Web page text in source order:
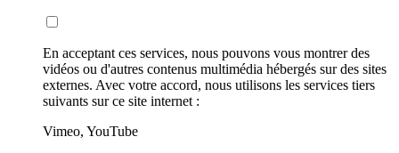
En acceptant ces services, nous pouvons vous montrer des
vidéos ou d'autres contenus multimédia hébergés sur des sites
externes. Avec votre accord, nous utilisons les services tiers
suivants sur ce site internet :
Vimeo, YouTube